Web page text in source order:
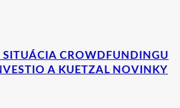
CROWDFUNDINGU
A KUETZAL NOVINKY